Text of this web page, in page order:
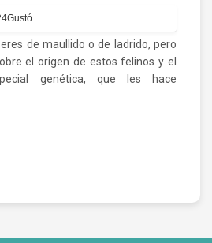
Gustó
de maullido o de ladrido, pero
el origen de estos felinos y el
genética, que les hace